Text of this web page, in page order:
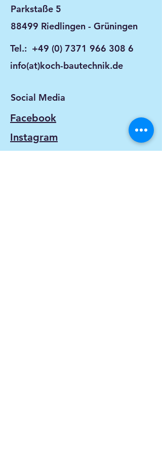
Parkstaße 5
88499 Riedlingen - Grüningen
Tel.: +49 (0) 7371 966 308 6
info(at)koch-bautechnik.de
Social Media
Facebook
Instagram